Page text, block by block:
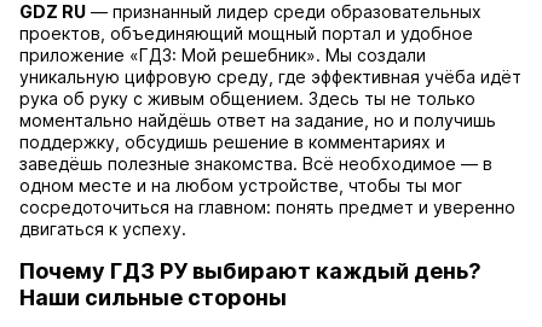
GDZ RU — признанный лидер среди образовательных
проектов, объединяющий мощный портал и удобное
приложение «ГДЗ: Мой решебник». Мы создали
уникальную цифровую среду, где эффективная учёба идёт
рука об руку с живым общением. Здесь ты не только
моментально найдёшь ответ на задание, но и получишь
поддержку, обсудишь решение в комментариях и
заведёшь полезные знакомства. Всё необходимое — в
одном месте и на любом устройстве, чтобы ты мог
сосредоточиться на главном: понять предмет и уверенно
двигаться к успеху.
Почему ГДЗ РУ выбирают каждый день?
Наши сильные стороны